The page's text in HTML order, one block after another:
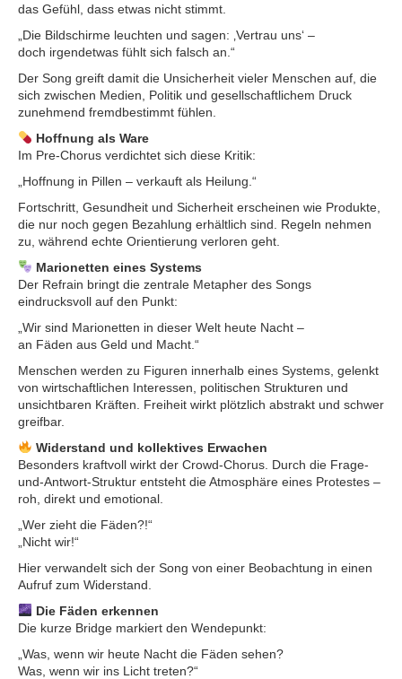
das Gefühl, dass etwas nicht stimmt.
„Die Bildschirme leuchten und sagen: ‚Vertrau uns‘ –
doch irgendetwas fühlt sich falsch an.“
Der Song greift damit die Unsicherheit vieler Menschen auf, die
sich zwischen Medien, Politik und gesellschaftlichem Druck
zunehmend fremdbestimmt fühlen.
Hoffnung als Ware
Im Pre-Chorus verdichtet sich diese Kritik:
„Hoffnung in Pillen – verkauft als Heilung.“
Fortschritt, Gesundheit und Sicherheit erscheinen wie Produkte,
die nur noch gegen Bezahlung erhältlich sind. Regeln nehmen
zu, während echte Orientierung verloren geht.
Marionetten eines Systems
Der Refrain bringt die zentrale Metapher des Songs
eindrucksvoll auf den Punkt:
„Wir sind Marionetten in dieser Welt heute Nacht –
an Fäden aus Geld und Macht.“
Menschen werden zu Figuren innerhalb eines Systems, gelenkt
von wirtschaftlichen Interessen, politischen Strukturen und
unsichtbaren Kräften. Freiheit wirkt plötzlich abstrakt und schwer
greifbar.
Widerstand und kollektives Erwachen
Besonders kraftvoll wirkt der Crowd-Chorus. Durch die Frage-
und-Antwort-Struktur entsteht die Atmosphäre eines Protestes –
roh, direkt und emotional.
„Wer zieht die Fäden?!“
„Nicht wir!“
Hier verwandelt sich der Song von einer Beobachtung in einen
Aufruf zum Widerstand.
Die Fäden erkennen
Die kurze Bridge markiert den Wendepunkt:
„Was, wenn wir heute Nacht die Fäden sehen?
Was, wenn wir ins Licht treten?“